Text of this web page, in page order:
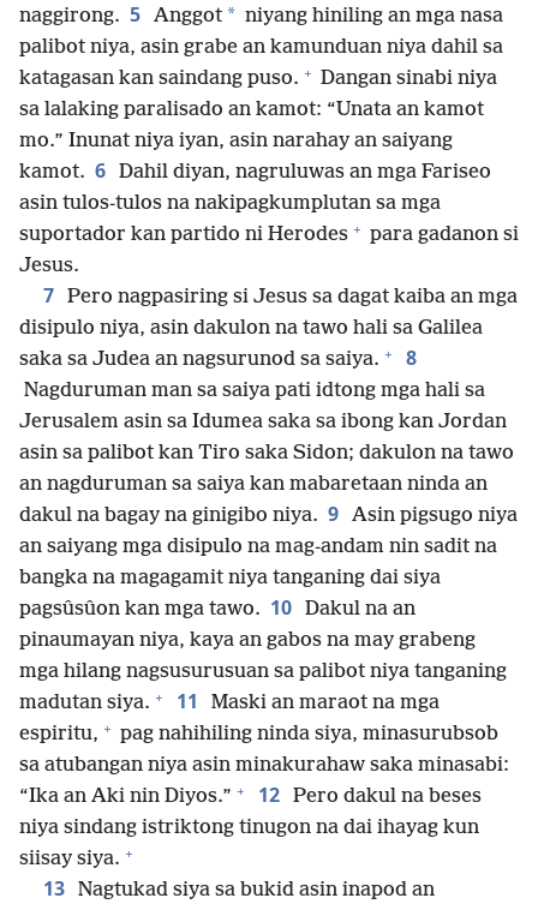
naggirong. 5 Anggot * niyang hiniling an mga nasa
palibot niya, asin grabe an kamunduan niya dahil sa
katagasan kan saindang puso. + Dangan sinabi niya
sa lalaking paralisado an kamot: “Unata an kamot
mo.” Inunat niya iyan, asin narahay an saiyang
kamot. 6 Dahil diyan, nagruluwas an mga Fariseo
asin tulos-tulos na nakipagkumplutan sa mga
suportador kan partido ni Herodes + para gadanon si
Jesus.
7 Pero nagpasiring si Jesus sa dagat kaiba an mga
disipulo niya, asin dakulon na tawo hali sa Galilea
saka sa Judea an nagsurunod sa saiya. + 8
Nagduruman man sa saiya pati idtong mga hali sa
Jerusalem asin sa Idumea saka sa ibong kan Jordan
asin sa palibot kan Tiro saka Sidon; dakulon na tawo
an nagduruman sa saiya kan mabaretaan ninda an
dakul na bagay na ginigibo niya. 9 Asin pigsugo niya
an saiyang mga disipulo na mag-andam nin sadit na
bangka na magagamit niya tanganing dai siya
pagsûsûon kan mga tawo. 10 Dakul na an
pinaumayan niya, kaya an gabos na may grabeng
mga hilang nagsusurusuan sa palibot niya tanganing
madutan siya. + 11
Maski an maraot na mga
espiritu, + pag nahihiling ninda siya, minasurubsob
sa atubangan niya asin minakurahaw saka minasabi:
“Ika an Aki nin Diyos.” + 12 Pero dakul na beses
niya sindang istriktong tinugon na dai ihayag kun
siisay siya. +
13 Nagtukad siya sa bukid asin inapod an